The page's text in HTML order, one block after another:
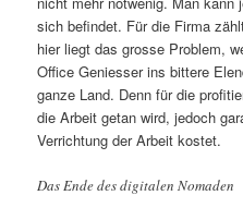
sich befindet. Für die Firma
hier liegt das grosse Problem,
Office Geniesser ins bittere
ganze Land. Denn für die
die Arbeit getan wird, jedoch
Verrichtung der Arbeit kostet.
Das Ende des digitalen Nomaden